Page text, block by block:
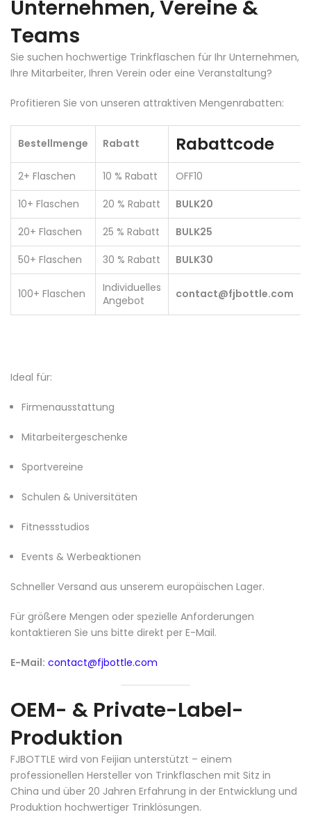
Unternehmen, Vereine &
Teams
Sie suchen hochwertige Trinkflaschen für Ihr Unternehmen,
Ihre Mitarbeiter, Ihren Verein oder eine Veranstaltung?
Profitieren Sie von unseren attraktiven Mengenrabatten:
Bestellmenge Rabatt Rabattcode
2+ Flaschen 10 % Rabatt
OFF10
10+ Flaschen
20 % Rabatt
BULK20
20+ Flaschen
25 % Rabatt
BULK25
50+ Flaschen
30 % Rabatt BULK30
100+ Flaschen
Individuelles
Angebot
contact@fjbottle.com
Ideal für:
Firmenausstattung
Mitarbeitergeschenke
Sportvereine
Schulen & Universitäten
Fitnessstudios
Events & Werbeaktionen
Schneller Versand aus unserem europäischen Lager.
Für größere Mengen oder spezielle Anforderungen
kontaktieren Sie uns bitte direkt per E-Mail.
E-Mail: contact@fjbottle.com
OEM- & Private-Label-
Produktion
FJBOTTLE wird von Feijian unterstützt – einem
professionellen Hersteller von Trinkflaschen mit Sitz in
China und über 20 Jahren Erfahrung in der Entwicklung und
Produktion hochwertiger Trinklösungen.